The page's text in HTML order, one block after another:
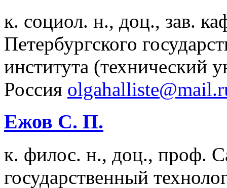
к. социол. н., доц., зав.
Петербургского
института (технический
Россия
Ежов С. П.
к. филос. н., доц., проф.
государственный